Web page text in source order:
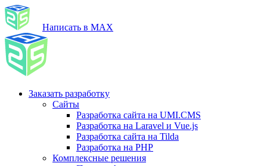
Написать в MAX
Заказать разработку
Сайты
Разработка сайта на UMI.CMS
Разработка на Laravel и Vue.js
Разработка сайта на Tilda
Разработка на PHP
Комплексные решения